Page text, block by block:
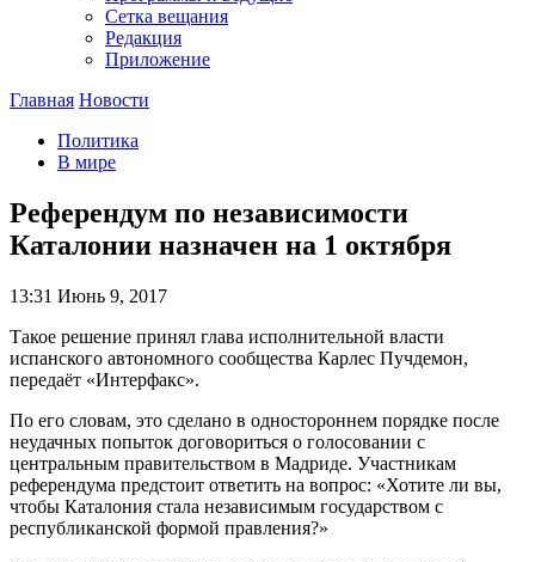
Сетка вещания
Редакция
Приложение
Главная Новости
Политика
В мире
Референдум по независимости
Каталонии назначен на 1 октября
13:31 Июнь 9, 2017
Такое решение принял глава исполнительной власти
испанского автономного сообщества Карлес Пучдемон,
передаёт «Интерфакс».
По его словам, это сделано в одностороннем порядке после
неудачных попыток договориться о голосовании с
центральным правительством в Мадриде. Участникам
референдума предстоит ответить на вопрос: «Хотите ли вы,
чтобы Каталония стала независимым государством с
республиканской формой правления?»